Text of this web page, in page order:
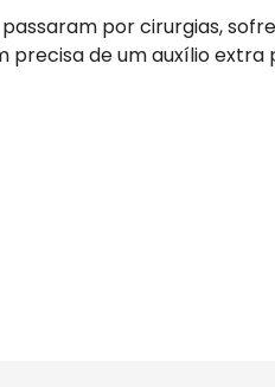
por cirurgias,
precisa de um auxílio extra